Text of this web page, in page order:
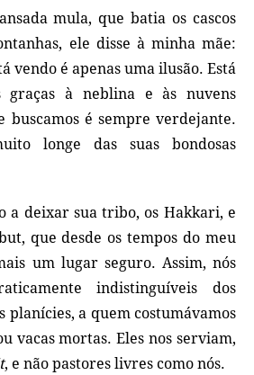
mula, que batia os cascos
ele disse à minha mãe:
vendo é apenas uma ilusão. Está
graças à neblina e às nuvens
buscamos é sempre verdejante.
longe das suas bondosas
a deixar sua tribo, os Hakkari, e
que desde os tempos do meu
um lugar seguro. Assim, nós
indistinguíveis dos
planícies, a quem costumávamos
vacas mortas. Eles nos serviam,
, e não pastores livres como nós.